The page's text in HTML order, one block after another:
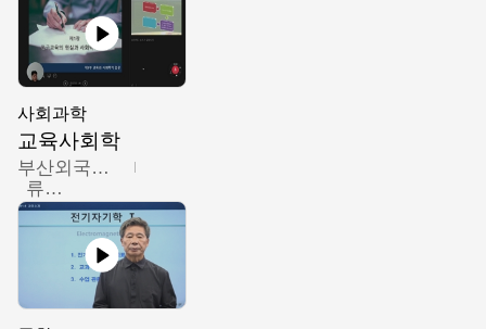
사회과학
교육사회학
부산외국어대학교
류영철